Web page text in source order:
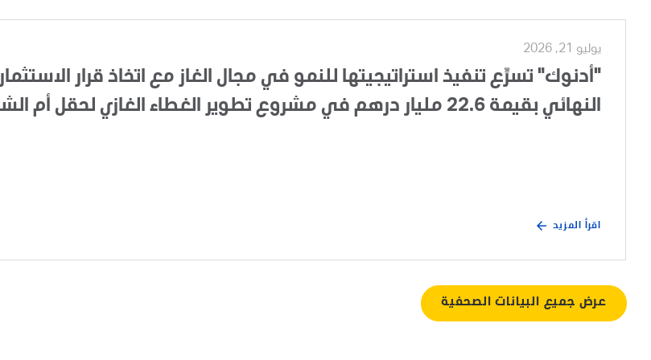
يوليو 21, 2026
"أدنوك" تسرِّع تنفيذ استراتيجيتها للنمو في مجال الغاز مع اتخاذ قرار الاستثمار
النهائي بقيمة 22.6 مليار درهم في مشروع تطوير الغطاء الغازي لحقل أم الشيف
اقرأ المزيد
عرض جميع البيانات الصحفية